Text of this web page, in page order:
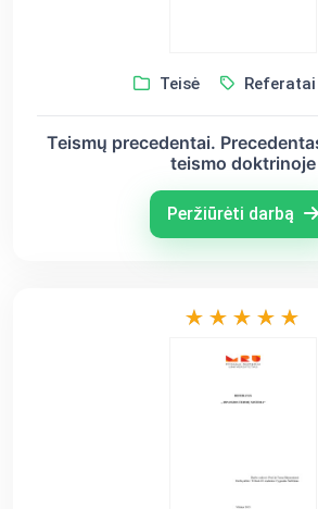
Teisė Referatai
Teismų precedentai.
teismo doktrinoje
Peržiūrėti darbą